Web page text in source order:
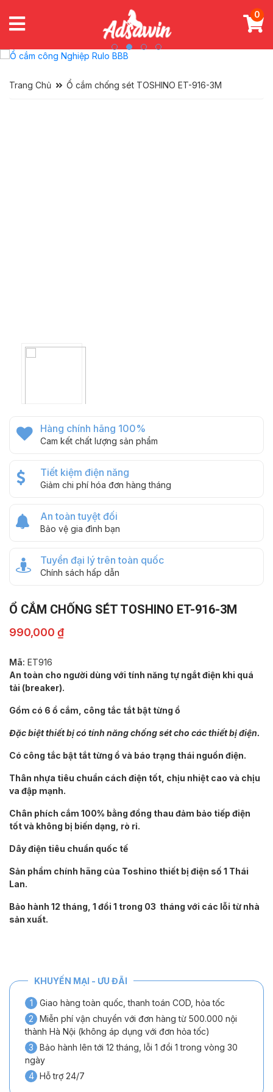
0
Trang Chủ Ổ cắm chống sét TOSHINO ET-916-3M
Hàng chính hãng 100%
Cam kết chất lượng sản phẩm
Tiết kiệm điện năng
Giảm chi phí hóa đơn hàng tháng
An toàn tuyệt đối
Bảo vệ gia đình bạn
Tuyển đại lý trên toàn quốc
Chính sách hấp dẫn
Ổ CẮM CHỐNG SÉT TOSHINO ET-916-3M
990,000 ₫
Mã: ET916
An toàn cho người dùng với tính năng tự ngắt điện khi quá
tải (breaker).
Gồm có 6 ổ cắm, công tắc tắt bật từng ổ
Đặc biệt thiết bị có tính năng chống sét cho các thiết bị điện.
Có công tắc bật tắt từng ổ và báo trạng thái nguồn điện.
Thân nhựa tiêu chuẩn cách điện tốt, chịu nhiệt cao và chịu
va đập mạnh.
Chân phích cắm 100% bằng đồng thau đảm bảo tiếp điện
tốt và không bị biến dạng, rò rỉ.
Dây điện tiêu chuẩn quốc tế
Sản phẩm chính hãng của Toshino thiết bị điện số 1 Thái
Lan.
Bảo hành 12 tháng, 1 đổi 1 trong 03 tháng với các lỗi từ nhà
sản xuất.
KHUYẾN MẠI - ƯU ĐÃI
1
Giao hàng toàn quốc, thanh toán COD, hỏa tốc
2
Miễn phí vận chuyển với đơn hàng từ 500.000 nội
thành Hà Nội (không áp dụng với đơn hỏa tốc)
3
Bảo hành lên tới 12 tháng, lỗi 1 đổi 1 trong vòng 30
ngày
4 Hỗ trợ 24/7